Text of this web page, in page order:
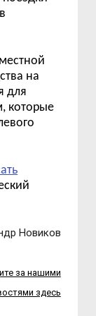
на
для
которые
Новиков
за нашими
здесь